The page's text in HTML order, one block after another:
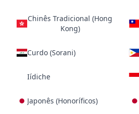
Chinês Tradicional (Hong
Kong)
Curdo (Sorani)
Iídiche
Japonês (Honoríficos)